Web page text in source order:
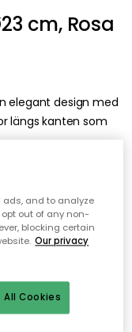
cm, Rosa
elegant design med
längs kanten som
ads, and to analyze
out of any non-
blocking certain
Our privacy
Cookies